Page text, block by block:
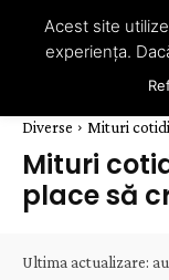
Diverse Mituri
Mituri
place să
Ultima actualizare:
Acest site
experiența.